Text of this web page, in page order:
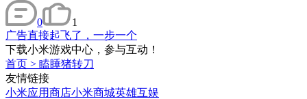
0
1
广告直接起飞了，一步一个
下载小米游戏中心，参与互动！
首页 > 瞌睡猪转刀
友情链接
小米应用商店小米商城英雄互娱